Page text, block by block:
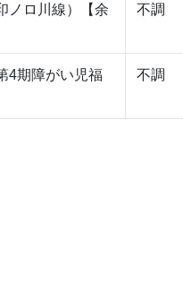
ノロ川線）【余
不調
4期障がい児福
不調